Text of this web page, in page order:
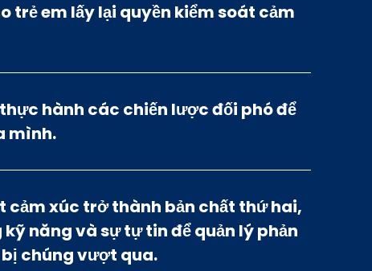
trẻ em lấy lại quyền kiểm soát cảm
hành các chiến lược đối phó để
mình.
cảm xúc trở thành bản chất thứ hai,
năng và sự tự tin để quản lý phản
chúng vượt qua.